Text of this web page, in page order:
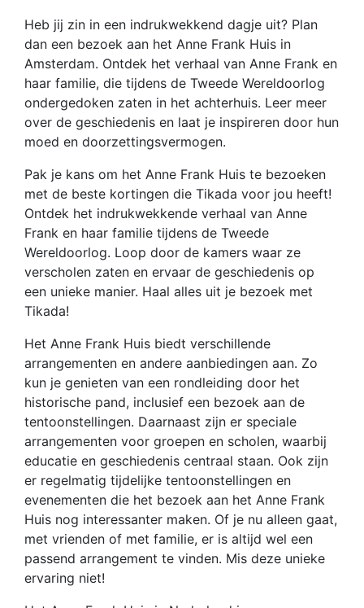
Heb jij zin in een indrukwekkend dagje uit? Plan
dan een bezoek aan het Anne Frank Huis in
Amsterdam. Ontdek het verhaal van Anne Frank en
haar familie, die tijdens de Tweede Wereldoorlog
ondergedoken zaten in het achterhuis. Leer meer
over de geschiedenis en laat je inspireren door hun
moed en doorzettingsvermogen.
Pak je kans om het Anne Frank Huis te bezoeken
met de beste kortingen die Tikada voor jou heeft!
Ontdek het indrukwekkende verhaal van Anne
Frank en haar familie tijdens de Tweede
Wereldoorlog. Loop door de kamers waar ze
verscholen zaten en ervaar de geschiedenis op
een unieke manier. Haal alles uit je bezoek met
Tikada!
Het Anne Frank Huis biedt verschillende
arrangementen en andere aanbiedingen aan. Zo
kun je genieten van een rondleiding door het
historische pand, inclusief een bezoek aan de
tentoonstellingen. Daarnaast zijn er speciale
arrangementen voor groepen en scholen, waarbij
educatie en geschiedenis centraal staan. Ook zijn
er regelmatig tijdelijke tentoonstellingen en
evenementen die het bezoek aan het Anne Frank
Huis nog interessanter maken. Of je nu alleen gaat,
met vrienden of met familie, er is altijd wel een
passend arrangement te vinden. Mis deze unieke
ervaring niet!